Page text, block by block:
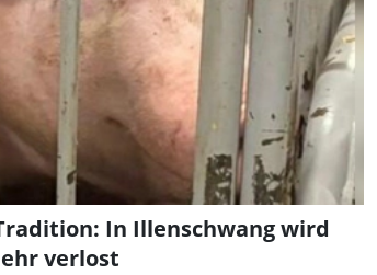
In Illenschwang wird
verlost